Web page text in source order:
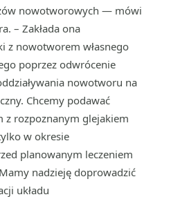
nowotworowych — mówi
– Zakłada ona
z nowotworem własnego
poprzez odwrócenie
nowotworu na
Chcemy podawać
rozpoznanym glejakiem
w okresie
planowanym leczeniem
nadzieję doprowadzić
układu